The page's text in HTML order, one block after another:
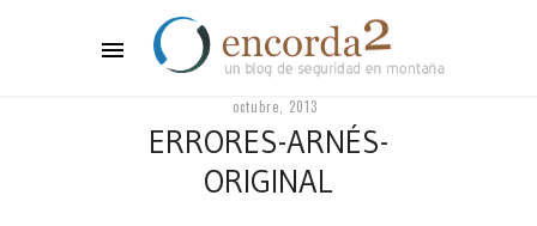
octubre, 2013
ERRORES-ARNÉS-
ORIGINAL